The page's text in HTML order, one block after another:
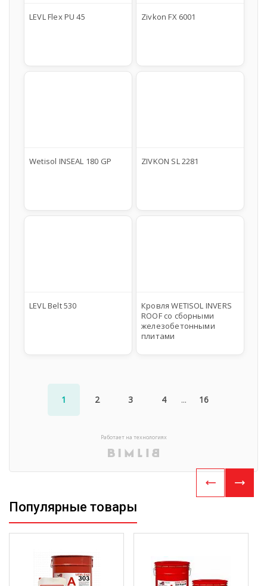
LEVL Flex PU 45 Zivkon FX 6001
Wetisol INSEAL 180 GP ZIVKON SL 2281
LEVL Belt 530
Кровля WETISOL INVERS
ROOF cо сборными
железобетонными
плитами
1 2 3 4 ... 16
Работает на технологиях
Популярные товары